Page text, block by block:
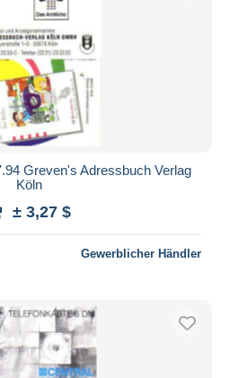
Greven's Adressbuch Verlag
Köln
± 3,27 $
Gewerblicher Händler